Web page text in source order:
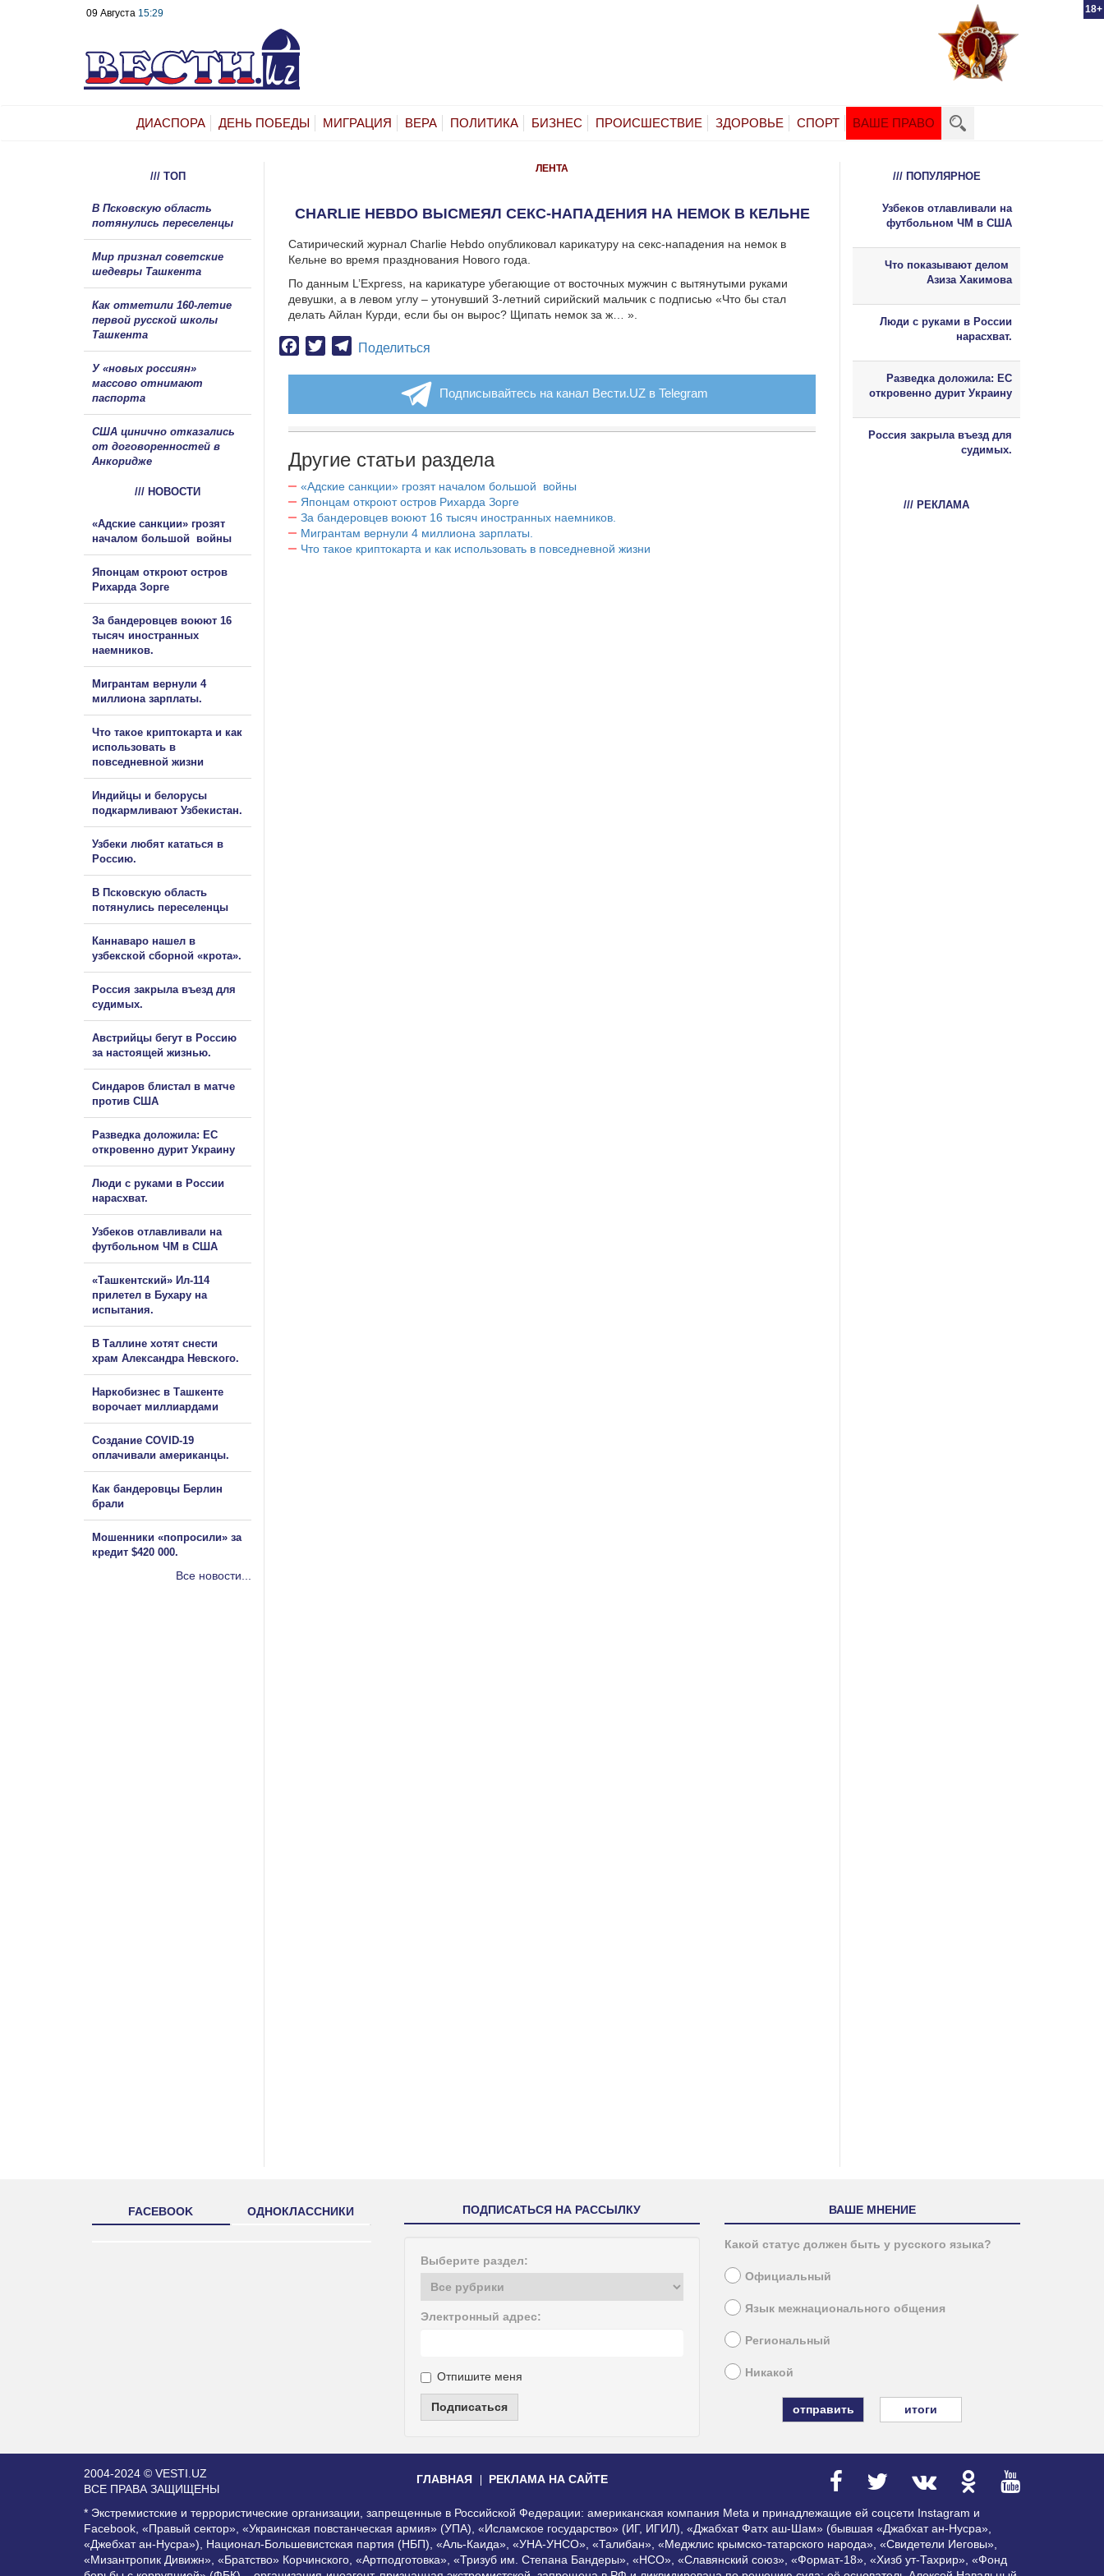
18+
09 Августа 15:29
ДИАСПОРА ДЕНЬ ПОБЕДЫ МИГРАЦИЯ ВЕРА ПОЛИТИКА БИЗНЕС ПРОИСШЕСТВИЕ ЗДОРОВЬЕ СПОРТ ВАШЕ ПРАВО
ЛЕНТА
CHARLIE HEBDO ВЫСМЕЯЛ СЕКС-НАПАДЕНИЯ НА НЕМОК В КЕЛЬНЕ
Сатирический журнал Charlie Hebdo опубликовал карикатуру на секс-нападения на немок в
Кельне во время празднования Нового года.
По данным L’Express, на карикатуре убегающие от восточных мужчин с вытянутыми руками
девушки, а в левом углу – утонувший 3-летний сирийский мальчик с подписью «Что бы стал
делать Айлан Курди, если бы он вырос? Щипать немок за ж… ».
Facebook
TwitterTelegram
Поделиться
Подписывайтесь на канал Вести.UZ в Telegram
Другие статьи раздела
«Адские санкции» грозят началом большой войны
Японцам откроют остров Рихарда Зорге
За бандеровцев воюют 16 тысяч иностранных наемников.
Мигрантам вернули 4 миллиона зарплаты.
Что такое криптокарта и как использовать в повседневной жизни
/// ТОП
В Псковскую область
потянулись переселенцы
Мир признал советские
шедевры Ташкента
Как отметили 160-летие
первой русской школы
Ташкента
У «новых россиян»
массово отнимают
паспорта
США цинично отказались
от договоренностей в
Анкоридже
/// НОВОСТИ
«Адские санкции» грозят
началом большой войны
Японцам откроют остров
Рихарда Зорге
За бандеровцев воюют 16
тысяч иностранных
наемников.
Мигрантам вернули 4
миллиона зарплаты.
Что такое криптокарта и как
использовать в
повседневной жизни
Индийцы и белорусы
подкармливают Узбекистан.
Узбеки любят кататься в
Россию.
В Псковскую область
потянулись переселенцы
Каннаваро нашел в
узбекской сборной «крота».
Россия закрыла въезд для
судимых.
Австрийцы бегут в Россию
за настоящей жизнью.
Синдаров блистал в матче
против США
Разведка доложила: ЕС
откровенно дурит Украину
Люди с руками в России
нарасхват.
Узбеков отлавливали на
футбольном ЧМ в США
«Ташкентский» Ил-114
прилетел в Бухару на
испытания.
В Таллине хотят снести
храм Александра Невского.
Наркобизнес в Ташкенте
ворочает миллиардами
Создание COVID-19
оплачивали американцы.
Как бандеровцы Берлин
брали
Мошенники «попросили» за
кредит $420 000.
Все новости...
/// ПОПУЛЯРНОЕ
Узбеков отлавливали на
футбольном ЧМ в США
Что показывают делом
Азиза Хакимова
Люди с руками в России
нарасхват.
Разведка доложила: ЕС
откровенно дурит Украину
Россия закрыла въезд для
судимых.
/// РЕКЛАМА
FACEBOOK ОДНОКЛАССНИКИ ПОДПИСАТЬСЯ НА РАССЫЛКУ
Выберите раздел:
Электронный адрес:
Отпишите меня
Подписаться
ВАШЕ МНЕНИЕ
Какой статус должен быть у русского языка?
Официальный
Язык межнационального общения
Региональный
Никакой
итоги
2004-2024 © VESTI.UZ
ВСЕ ПРАВА ЗАЩИЩЕНЫ
ГЛАВНАЯ РЕКЛАМА НА САЙТЕ
* Экстремистские и террористические организации, запрещенные в Российской Федерации: американская компания Meta и принадлежащие ей соцсети Instagram и
Facebook, «Правый сектор», «Украинская повстанческая армия» (УПА), «Исламское государство» (ИГ, ИГИЛ), «Джабхат Фатх аш-Шам» (бывшая «Джабхат ан-Нусра»,
«Джебхат ан-Нусра»), Национал-Большевистская партия (НБП), «Аль-Каида», «УНА-УНСО», «Талибан», «Меджлис крымско-татарского народа», «Свидетели Иеговы»,
«Мизантропик Дивижн», «Братство» Корчинского, «Артподготовка», «Тризуб им. Степана Бандеры», «НСО», «Славянский союз», «Формат-18», «Хизб ут-Тахрир», «Фонд